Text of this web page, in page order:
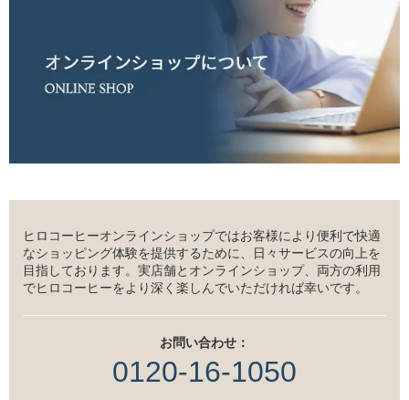
ヒロコーヒーオンラインショップではお客様により便利で快適
なショッピング体験を提供するために、日々サービスの向上を
目指しております。実店舗とオンラインショップ、両方の利用
でヒロコーヒーをより深く楽しんでいただければ幸いです。
お問い合わせ：
0120-16-1050